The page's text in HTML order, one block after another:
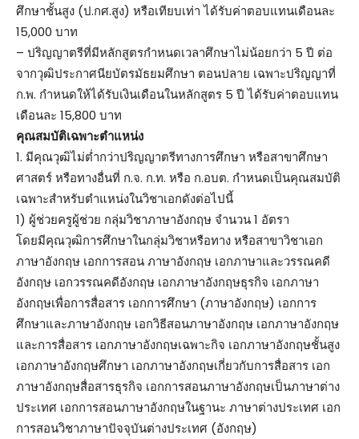
ศึกษาชั้นสูง (ป.กศ.สูง) หรือเทียบเท่า ได้รับค่าตอบแทนเดือนละ
15,000 บาท
– ปริญญาตรีที่มีหลักสูตรกำหนดเวลาศึกษาไม่น้อยกว่า 5 ปี ต่อ
จากวุฒิประกาศนียบัตรมัธยมศึกษา ตอนปลาย เฉพาะปริญญาที่
ก.พ. กำหนดให้ได้รับเงินเดือนในหลักสูตร 5 ปี ได้รับค่าตอบแทน
เดือนละ 15,800 บาท
คุณสมบัติเฉพาะตำแหน่ง
1. มีคุณวุฒิไม่ต่ำกว่าปริญญาตรีทางการศึกษา หรือสาขาศึกษา
ศาสตร์ หรือทางอื่นที่ ก.จ. ก.ท. หรือ ก.อบต. กำหนดเป็นคุณสมบัติ
เฉพาะสำหรับตำแหน่งในวิชาเอกดังต่อไปนี้
1) ผู้ช่วยครูผู้ช่วย กลุ่มวิชาภาษาอังกฤษ จำนวน 1 อัตรา
โดยมีคุณวุฒิการศึกษาในกลุ่มวิชาหรือทาง หรือสาขาวิชาเอก
ภาษาอังกฤษ เอกการสอน ภาษาอังกฤษ เอกภาษาและวรรณคดี
อังกฤษ เอกวรรณคดีอังกฤษ เอกภาษาอังกฤษธุรกิจ เอกภาษา
อังกฤษเพื่อการสื่อสาร เอกการศึกษา (ภาษาอังกฤษ) เอกการ
ศึกษาและภาษาอังกฤษ เอกวิธีสอนภาษาอังกฤษ เอกภาษาอังกฤษ
และการสื่อสาร เอกภาษาอังกฤษเฉพาะกิจ เอกภาษาอังกฤษชั้นสูง
เอกภาษาอังกฤษศึกษา เอกภาษาอังกฤษเกี่ยวกับการสื่อสาร เอก
ภาษาอังกฤษสื่อสารธุรกิจ เอกการสอนภาษาอังกฤษเป็นภาษาต่าง
ประเทศ เอกการสอนภาษาอังกฤษในฐานะ ภาษาต่างประเทศ เอก
การสอนวิชาภาษาปัจจุบันต่างประเทศ (อังกฤษ)